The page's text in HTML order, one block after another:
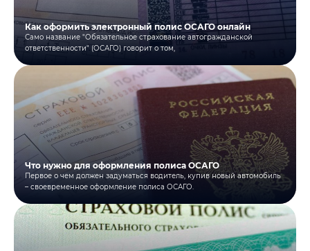
Как оформить электронный полис ОСАГО онлайн
Само название "Обязательное страхование автогражданской
ответственности" (ОСАГО) говорит о том,
Что нужно для оформления полиса ОСАГО
Первое о чем должен задуматься водитель, купив новый автомобиль
– своевременное оформление полиса ОСАГО.